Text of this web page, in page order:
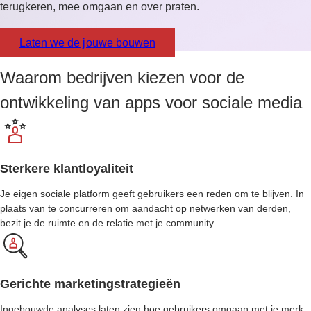
terugkeren, mee omgaan en over praten.
Laten we de jouwe bouwen
Waarom bedrijven kiezen voor de
ontwikkeling van apps voor sociale media
Sterkere klantloyaliteit
Je eigen sociale platform geeft gebruikers een reden om te blijven. In
plaats van te concurreren om aandacht op netwerken van derden,
bezit je de ruimte en de relatie met je community.
Gerichte marketingstrategieën